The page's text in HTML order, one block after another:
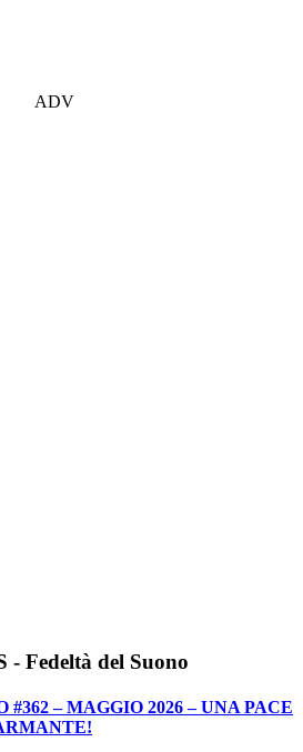
ADV
- Fedeltà del Suono
– MAGGIO 2026 – UNA PACE